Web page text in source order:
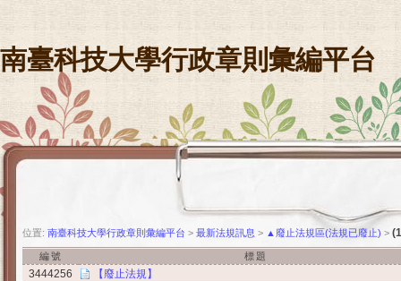
南臺科技大學行政章則彙編平台
位置: 南臺科技大學行政章則彙編平台 > 最新法規訊息 > ▲廢止法規區(法規已廢止) >
編號 標題
3444256 【廢止法規】